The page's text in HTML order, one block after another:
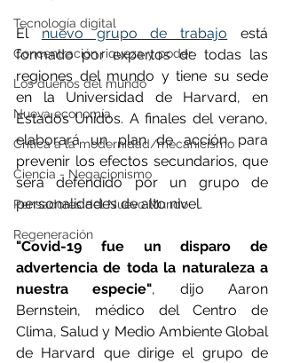
Tecnología digital
Concentración riqueza y poder
Los dueños del mundo
Nueva economía
Crítica a la modernidad/mecanicismo
Ciencia - Negacionismo
Pensadores del Nuevo Mundo
Regeneración
El nuevo grupo de trabajo está
formado por expertos de todas las
regiones del mundo y tiene su sede
en la Universidad de Harvard, en
Estados Unidos. A finales del verano,
elaborará un plan de acción para
prevenir los efectos secundarios, que
será defendido por un grupo de
personalidades de alto nivel.
"Covid-19 fue un disparo de
advertencia de toda la naturaleza a
nuestra especie", dijo Aaron
Bernstein, médico del Centro de
Clima, Salud y Medio Ambiente Global
de Harvard que dirige el grupo de